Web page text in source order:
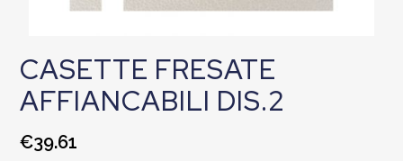
CASETTE FRESATE
AFFIANCABILI DIS.2
€39.61